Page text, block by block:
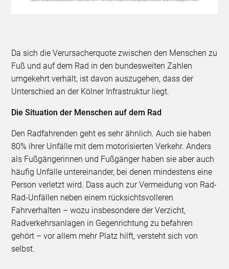
Da sich die Verursacherquote zwischen den Menschen zu
Fuß und auf dem Rad in den bundesweiten Zahlen
umgekehrt verhält, ist davon auszugehen, dass der
Unterschied an der Kölner Infrastruktur liegt.
Die Situation der Menschen auf dem Rad
Den Radfahrenden geht es sehr ähnlich. Auch sie haben
80% ihrer Unfälle mit dem motorisierten Verkehr. Anders
als Fußgängerinnen und Fußgänger haben sie aber auch
häufig Unfälle untereinander, bei denen mindestens eine
Person verletzt wird. Dass auch zur Vermeidung von Rad-
Rad-Unfällen neben einem rücksichtsvolleren
Fahrverhalten – wozu insbesondere der Verzicht,
Radverkehrsanlagen in Gegenrichtung zu befahren
gehört – vor allem mehr Platz hilft, versteht sich von
selbst.